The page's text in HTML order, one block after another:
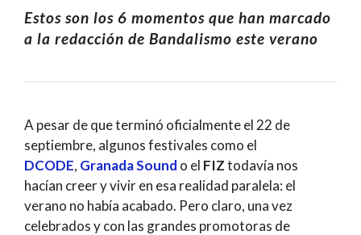
Estos son los 6 momentos que han marcado
a la redacción de Bandalismo este verano
A pesar de que terminó oficialmente el 22 de
septiembre, algunos festivales como el
DCODE, Granada Sound o el FIZtodavía nos
hacían creer y vivir en esa realidad paralela: el
verano no había acabado. Pero claro, una vez
celebrados y con las grandes promotoras de